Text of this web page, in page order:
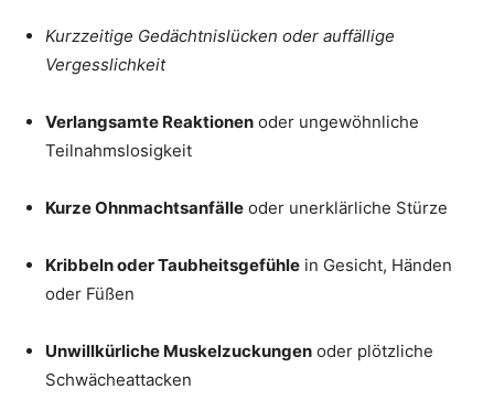
Kurzzeitige Gedächtnislücken oder auffällige
Vergesslichkeit
Verlangsamte Reaktionen oder ungewöhnliche
Teilnahmslosigkeit
Kurze Ohnmachtsanfälle oder unerklärliche Stürze
Kribbeln oder Taubheitsgefühle in Gesicht, Händen
oder Füßen
Unwillkürliche Muskelzuckungen oder plötzliche
Schwächeattacken